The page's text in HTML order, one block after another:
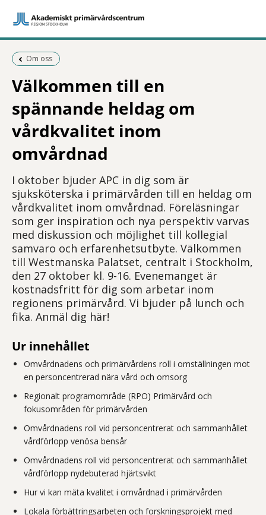
Föregående sida:
Om oss
Välkommen till en
spännande heldag om
vårdkvalitet inom
omvårdnad
I oktober bjuder APC in dig som är
sjuksköterska i primärvården till en heldag om
vårdkvalitet inom omvårdnad. Föreläsningar
som ger inspiration och nya perspektiv varvas
med diskussion och möjlighet till kollegial
samvaro och erfarenhetsutbyte. Välkommen
till Westmanska Palatset, centralt i Stockholm,
den 27 oktober kl. 9-16. Evenemanget är
kostnadsfritt för dig som arbetar inom
regionens primärvård. Vi bjuder på lunch och
fika. Anmäl dig här!
Ur innehållet
Omvårdnadens och primärvårdens roll i omställningen mot
en personcentrerad nära vård och omsorg
Regionalt programområde (RPO) Primärvård och
fokusområden för primärvården
Omvårdnadens roll vid personcentrerat och sammanhållet
vårdförlopp venösa bensår
Omvårdnadens roll vid personcentrerat och sammanhållet
vårdförlopp nydebuterad hjärtsvikt
Hur vi kan mäta kvalitet i omvårdnad i primärvården
Lokala förbättringsarbeten och forskningsprojekt med